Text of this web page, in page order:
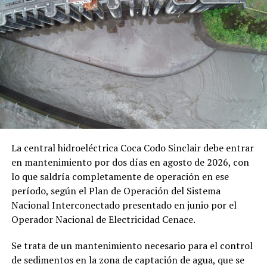
provenientes de la fuenteCAP-2V-QUEBRADA, CAP-
1V-QUEBRADA, CAP-4-QUEBRADA, CAP-3-
QUEBRADA, CAP-2-QUEBRADA, CAP-1-QUEBRADA,
ubicada enQUEBRADA SIN NOMBRE
, parroquia
BOMBOÍZA, cantónGUALAQUIZA, provincia de
MORONA SANTIAGO.
Con estos antecedentes, en mi calidad de Autoridad
Única del Agua a nivel desconcentrado, se:
DISPONE:
1.- Aceptar a trámite la solicitud de Autorización de Uso
y/o Aprovechamiento de Agua paraMINERÍA, por
haberse emitido el Certificado de Disponibilidad de Agua
(CDA), en cumplimiento con el artículo 23 de la Ley
del Agua, y en concordancia con el artículo 107 del
Reglamento General de Aplicación a la Ley. Por lo
La central hidroeléctrica Coca Codo Sinclair debe entrar
en mantenimiento por dos días en agosto de 2026, con
lo que saldría completamente de operación en ese
período, según el Plan de Operación del Sistema
Nacional Interconectado presentado en junio por el
Operador Nacional de Electricidad Cenace.
Se trata de un mantenimiento necesario para el control
de sedimentos en la zona de captación de agua, que se